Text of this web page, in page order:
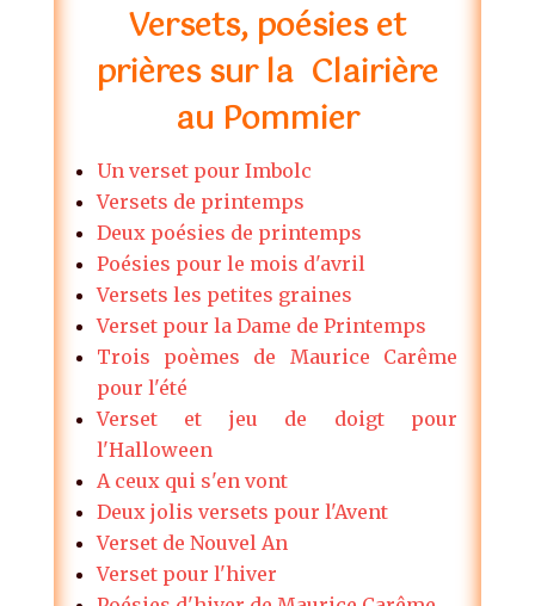
Versets, poésies et
prières sur la Clairière
au Pommier
Un verset pour Imbolc
Versets de printemps
Deux poésies de printemps
Poésies pour le mois d'avril
Versets les petites graines
Verset pour la Dame de Printemps
Trois poèmes de Maurice Carême
pour l'été
Verset et jeu de doigt pour
l'Halloween
A ceux qui s'en vont
Deux jolis versets pour l'Avent
Verset de Nouvel An
Verset pour l'hiver